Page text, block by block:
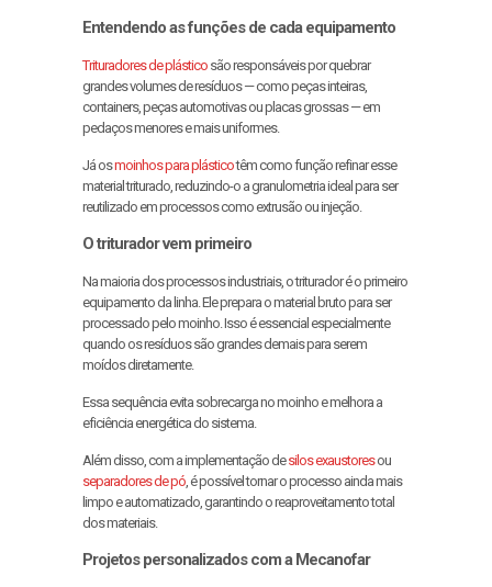
Entendendo as funções de cada equipamento
Trituradores de plástico são responsáveis por quebrar
grandes volumes de resíduos — como peças inteiras,
containers, peças automotivas ou placas grossas — em
pedaços menores e mais uniformes.
Já osmoinhos para plásticotêm como função refinar esse
material triturado, reduzindo-o a granulometria ideal para ser
reutilizado em processos como extrusão ou injeção.
O triturador vem primeiro
Na maioria dos processos industriais, o triturador é o primeiro
equipamento da linha. Ele prepara o material bruto para ser
processado pelo moinho. Isso é essencial especialmente
quando os resíduos são grandes demais para serem
moídos diretamente.
Essa sequência evita sobrecarga no moinho e melhora a
eficiência energética do sistema.
Além disso, com a implementação desilos exaustoresou
separadores de pó , é possível tornar o processo ainda mais
limpo e automatizado, garantindo o reaproveitamento total
dos materiais.
Projetos personalizados com a Mecanofar